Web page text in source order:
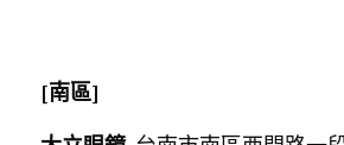
[南區]